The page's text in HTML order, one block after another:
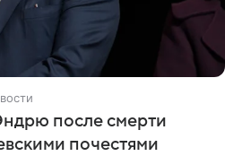
после смерти
почестями